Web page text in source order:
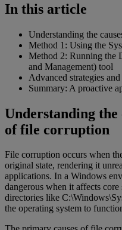
In this article
Understanding the
Method 1: Using the
Method 2: Running the
and Management) tool
Advanced strategies
Summary: A proactive
Understanding the
of file corruption
File corruption occurs when
original state, rendering it
applications. In a Windows
dangerous when it affects
directories like
the operating system to